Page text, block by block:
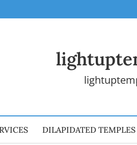
DILAPIDATED TEMPLES